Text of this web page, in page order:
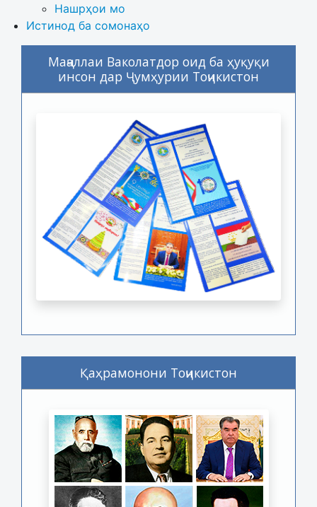
Нашрҳои мо
Истинод ба сомонаҳо
Маҷаллаи Ваколатдор оид ба ҳуқуқи
инсон дар Ҷумҳурии Тоҷикистон
Қаҳрамонони Тоҷикистон